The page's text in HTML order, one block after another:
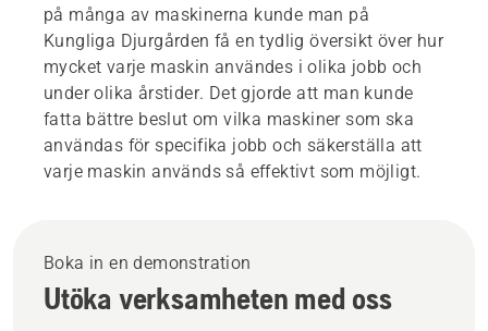
på många av maskinerna kunde man på
Kungliga Djurgården få en tydlig översikt över hur
mycket varje maskin användes i olika jobb och
under olika årstider. Det gjorde att man kunde
fatta bättre beslut om vilka maskiner som ska
användas för specifika jobb och säkerställa att
varje maskin används så effektivt som möjligt.
Boka in en demonstration
Utöka verksamheten med oss